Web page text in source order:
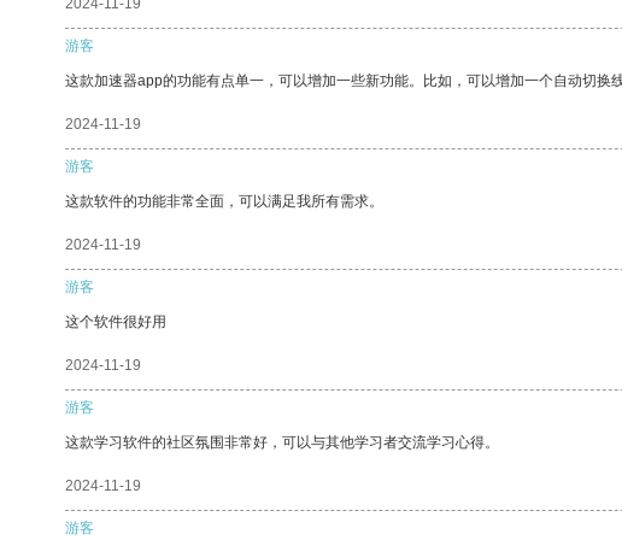
2024-11-19
游客
这款加速器app的功能有点单一，可以增加一些新功能。比如，可以增加一个自动切
2024-11-19
游客
这款软件的功能非常全面，可以满足我所有需求。
2024-11-19
游客
这个软件很好用
2024-11-19
游客
这款学习软件的社区氛围非常好，可以与其他学习者交流学习心得。
2024-11-19
游客